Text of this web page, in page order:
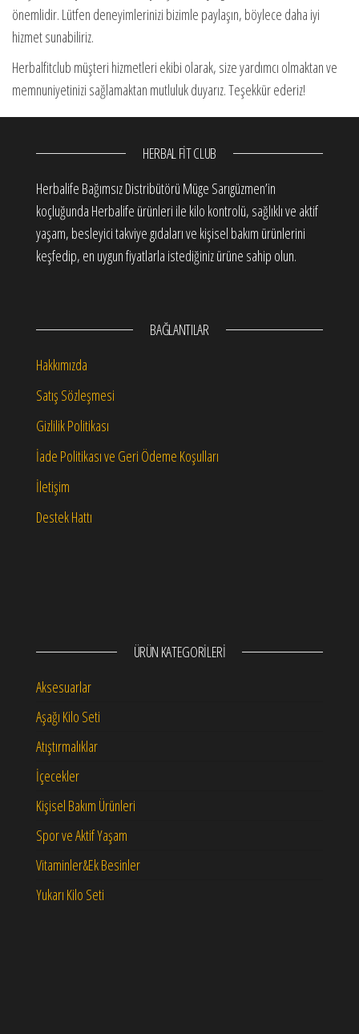
önemlidir. Lütfen deneyimlerinizi bizimle paylaşın, böylece daha iyi
hizmet sunabiliriz.
Herbalfitclub müşteri hizmetleri ekibi olarak, size yardımcı olmaktan ve
memnuniyetinizi sağlamaktan mutluluk duyarız. Teşekkür ederiz!
HERBAL FIT CLUB
Herbalife Bağımsız Distribütörü Müge Sarıgüzmen’in
koçluğunda Herbalife ürünleri ile kilo kontrolü, sağlıklı ve aktif
yaşam, besleyici takviye gıdaları ve kişisel bakım ürünlerini
keşfedip, en uygun fiyatlarla istediğiniz ürüne sahip olun.
BAĞLANTILAR
Hakkımızda
Satış Sözleşmesi
Gizlilik Politikası
İade Politikası ve Geri Ödeme Koşulları
İletişim
Destek Hattı
ÜRÜN KATEGORILERI
Aksesuarlar
Aşağı Kilo Seti
Atıştırmalıklar
İçecekler
Kişisel Bakım Ürünleri
Spor ve Aktif Yaşam
Vitaminler&Ek Besinler
Yukarı Kilo Seti